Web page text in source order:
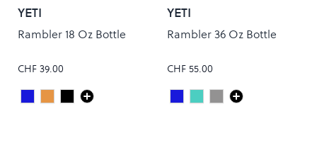
YETI
Rambler 18 Oz Bottle
CHF 39.00
Colour
NavyPapaya
Black
YETI
Rambler 36 Oz Bottle
CHF 55.00
Colour
NavySeafoam
Stainless Steel